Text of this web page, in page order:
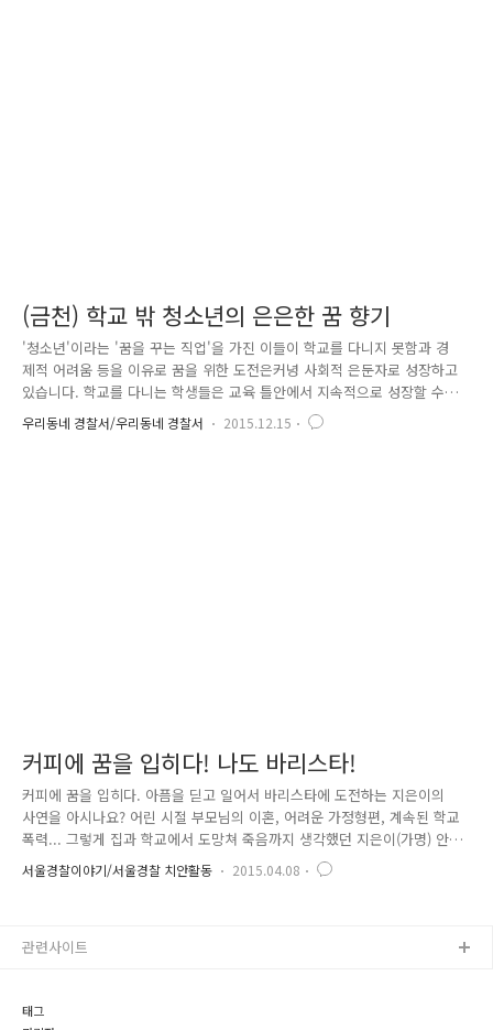
(금천) 학교 밖 청소년의 은은한 꿈 향기
'청소년'이라는 '꿈을 꾸는 직업'을 가진 이들이 학교를 다니지 못함과 경
제적 어려움 등을 이유로 꿈을 위한 도전은커녕 사회적 은둔자로 성장하고
있습니다. 학교를 다니는 학생들은 교육 틀안에서 지속적으로 성장할 수
있고 학교 선생님들에게 미쳐 털어놓지 못하는 고민들은 학교전담경찰관에
게 기댈 수도 있지만, 자신만의 꿈의 목표를 가진 채 학교를 그만두기로 결
우리동네 경찰서/우리동네 경찰서 2015.12.15
커피에 꿈을 입히다! 나도 바리스타!
커피에 꿈을 입히다. 아픔을 딛고 일어서 바리스타에 도전하는 지은이의
사연을 아시나요? 어린 시절 부모님의 이혼, 어려운 가정형편, 계속된 학교
폭력... 그렇게 집과 학교에서 도망쳐 죽음까지 생각했던 지은이(가명) 안타
깝게도 어린나이에 '무관심', '폭력'. '실패' 가 인생의 전부인 줄 알았다고
합니다. 그렇게 빛이 보이지 않던 지은에게 언젠가부터 작은 꿈이 하나 생
서울경찰청도 가만히 있을 수 없었는데요. 아이의 작은 꿈을 지켜주고자
서울경찰이야기/서울경찰 치안활동 2015.04.08
태그
관련사이트